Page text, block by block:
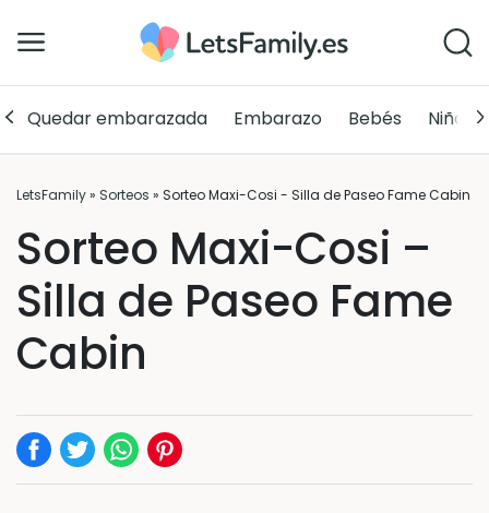
Quedar embarazada Embarazo Bebés Niños
LetsFamily» Sorteos » Sorteo Maxi-Cosi - Silla de Paseo Fame Cabin
Sorteo Maxi-Cosi –
Silla de Paseo Fame
Cabin